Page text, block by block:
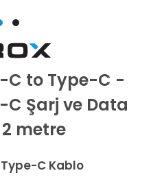
C to Type-C -
Şarj ve Data
metre
Type-C Kablo